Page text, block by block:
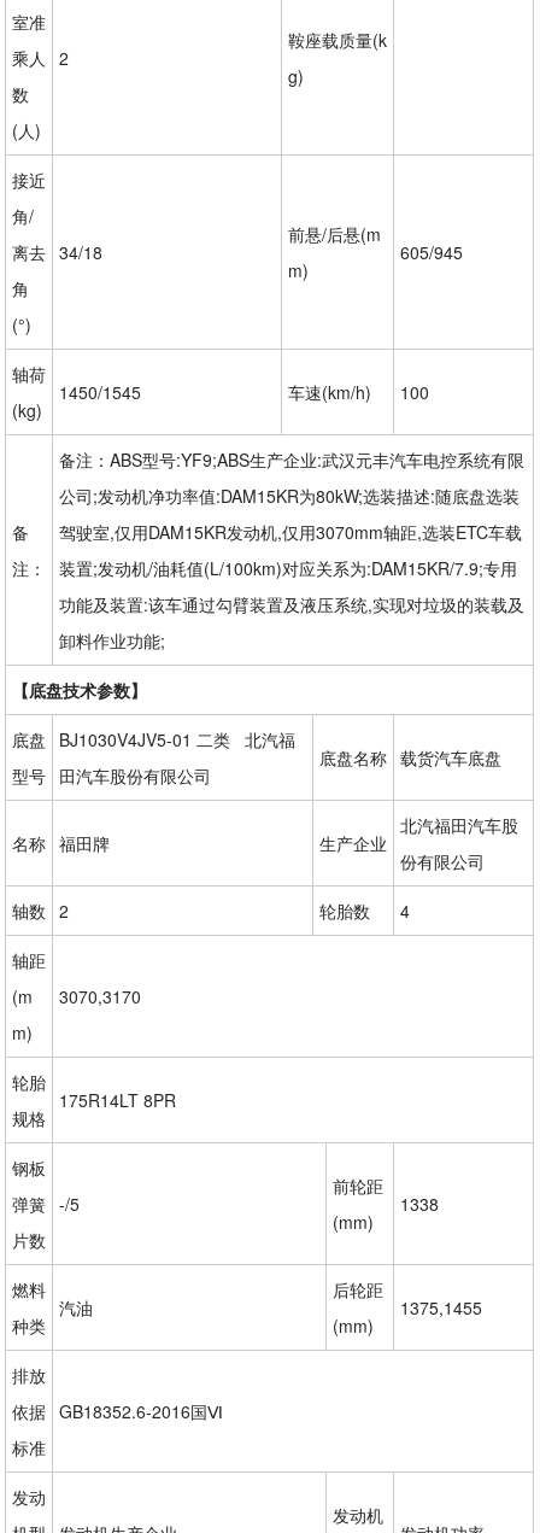
室准
乘人
数
(人)
2
鞍座载质量(k
g)
接近
角/
离去
角
(°)
34/18
前悬/后悬(m
m)
605/945
轴荷
(kg)
1450/1545 车速(km/h) 100
备
注：
备注：ABS型号:YF9;ABS生产企业:武汉元丰汽车电控系统有限
公司;发动机净功率值:DAM15KR为80kW;选装描述:随底盘选装
驾驶室,仅用DAM15KR发动机,仅用3070mm轴距,选装ETC车载
装置;发动机/油耗值(L/100km)对应关系为:DAM15KR/7.9;专用
功能及装置:该车通过勾臂装置及液压系统,实现对垃圾的装载及
卸料作业功能;
【底盘技术参数】
底盘
型号
BJ1030V4JV5-01 二类 北汽福
田汽车股份有限公司
底盘名称 载货汽车底盘
名称 福田牌 生产企业
北汽福田汽车股
份有限公司
轴数 2 轮胎数 4
轴距
(m
m)
3070,3170
轮胎
规格
175R14LT 8PR
钢板
弹簧
片数
-/5
前轮距
(mm)
1338
燃料
种类
汽油
后轮距
(mm)
1375,1455
排放
依据
标准
GB18352.6-2016国Ⅵ
发动
发动机